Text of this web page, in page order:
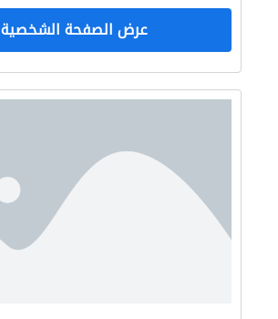
عرض الصفحة الشخصية